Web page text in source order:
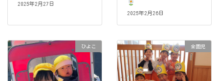
2025年2月27日
2025年2月26日
ひよこ 全園児